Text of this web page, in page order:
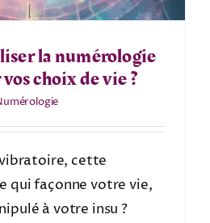
la numérologie
choix de vie ?
cette
qui façonne votre vie,
à votre insu ?